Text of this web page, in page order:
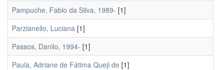
Pampuche, Fabio da Silva, 1989- [1]
Parzianello, Luciana [1]
Passos, Danilo, 1994- [1]
Paula, Adriane de Fátima Queji de [1]